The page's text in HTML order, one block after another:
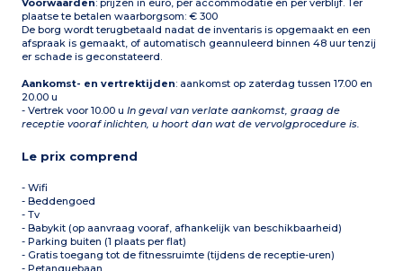
chalet: 1 appartement op
de begane grond en 2
duplexwoningen op de
eerste verdieping.
Voorwaarden: prijzen in euro, per accommodatie en per verblijf. Ter
plaatse te betalen waarborgsom: € 300
De borg wordt terugbetaald nadat de inventaris is opgemaakt en een
afspraak is gemaakt, of automatisch geannuleerd binnen 48 uur tenzij
er schade is geconstateerd.
Aankomst- en vertrektijden: aankomst op zaterdag tussen 17.00 en
20.00 u
- Vertrek voor 10.00 uIn geval van verlate aankomst, graag de
receptie vooraf inlichten, u hoort dan wat de vervolgprocedure is.
Le prix comprend
- Wifi
- Beddengoed
- Tv
- Babykit (op aanvraag vooraf, afhankelijk van beschikbaarheid)
- Parking buiten (1 plaats per flat)
- Gratis toegang tot de fitnessruimte (tijdens de receptie-uren)